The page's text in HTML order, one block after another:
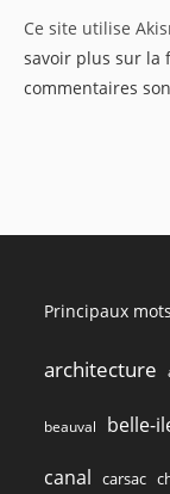
(facultatif)
Ce site utilise
savoir plus sur la
commentaires
Principaux
architecture
beauval belle-
canal carsac